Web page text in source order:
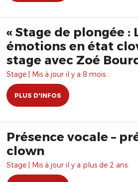
« Stage de plongée :
émotions en état
stage avec Zoé
Stage | Mis à jour il y a 8 mois.
PLUS D'INFOS
Présence vocale –
clown
Stage | Mis à jour il y a plus de 2 ans.